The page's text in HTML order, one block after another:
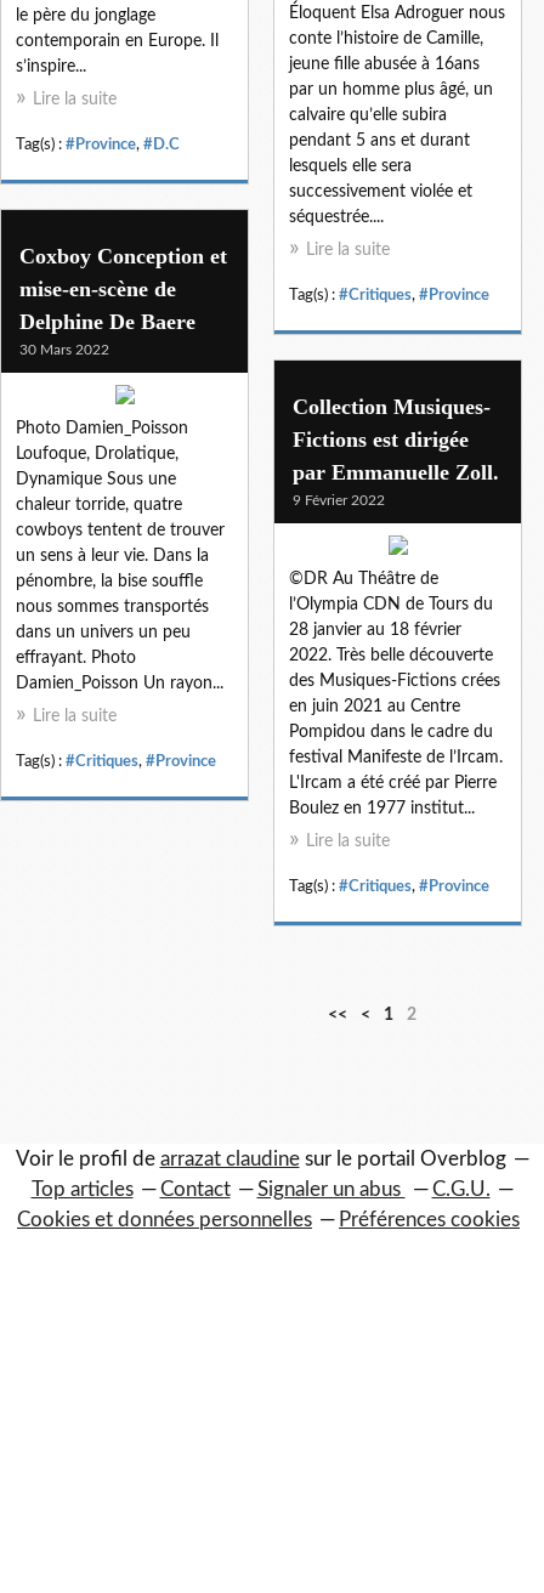
le père du jonglage
contemporain en Europe. Il
s’inspire...
Lire la suite
Tag(s) : #Province, #D.C
Éloquent Elsa Adroguer nous
conte l’histoire de Camille,
jeune fille abusée à 16ans
par un homme plus âgé, un
calvaire qu’elle subira
pendant 5 ans et durant
lesquels elle sera
successivement violée et
séquestrée....
Lire la suite
Tag(s) : #Critiques, #Province
Coxboy Conception et
mise-en-scène de
Delphine De Baere
30 Mars 2022
Photo Damien_Poisson
Loufoque, Drolatique,
Dynamique Sous une
chaleur torride, quatre
cowboys tentent de trouver
un sens à leur vie. Dans la
pénombre, la bise souffle
nous sommes transportés
dans un univers un peu
effrayant. Photo
Damien_Poisson Un rayon...
Lire la suite
Tag(s) : #Critiques, #Province
Collection Musiques-
Fictions est dirigée
par Emmanuelle Zoll.
9 Février 2022
©DR Au Théâtre de
l’Olympia CDN de Tours du
28 janvier au 18 février
2022. Très belle découverte
des Musiques-Fictions crées
en juin 2021 au Centre
Pompidou dans le cadre du
festival Manifeste de l’Ircam.
L'Ircam a été créé par Pierre
Boulez en 1977 institut...
Lire la suite
Tag(s) : #Critiques, #Province
<< < 1 2
Voir le profil de arrazat claudinesur le portail Overblog
Top articles
Contact Signaler un abus
C.G.U.
Cookies et données personnelles
Préférences cookies